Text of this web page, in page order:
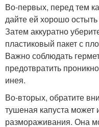
Во-первых, перед тем
дайте ей хорошо
Затем аккуратно
пластиковый пакет с
Важно соблюдать
предотвратить
инея.
Во-вторых, обратите
тушеная капуста может
размораживания. Она